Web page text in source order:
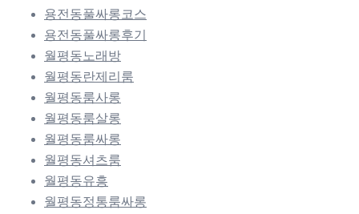
용전동풀싸롱코스
용전동풀싸롱후기
월평동노래방
월평동란제리룸
월평동룸사롱
월평동룸살롱
월평동룸싸롱
월평동셔츠룸
월평동유흥
월평동정통룸싸롱